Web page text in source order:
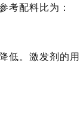
考配料比为：
低。激发剂的用